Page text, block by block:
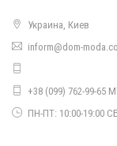
Молодіжна
Украина, Киев
inform@dom-
+38 (099) 762-99-65
ПН-ПТ: 10:00-19:00